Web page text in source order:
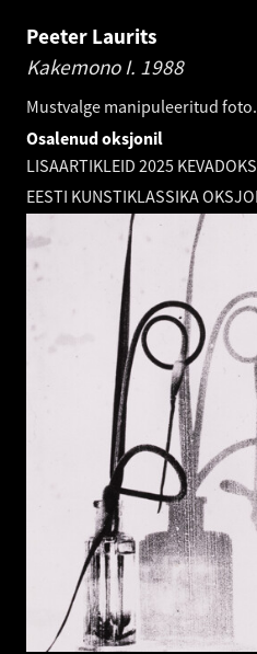
Peeter Laurits
Kakemono I. 1988
Mustvalge manipuleeritud foto.
Osalenud oksjonil
LISAARTIKLEID 2025
EESTI KUNSTIKLASSIKA